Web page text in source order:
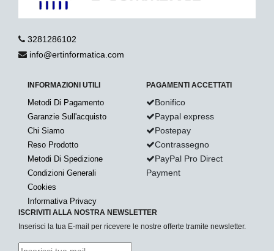
3281286102
info@ertinformatica.com
INFORMAZIONI UTILI
Metodi Di Pagamento
Garanzie Sull'acquisto
Chi Siamo
Reso Prodotto
Metodi Di Spedizione
Condizioni Generali
Cookies
Informativa Privacy
PAGAMENTI ACCETTATI
Bonifico
Paypal express
Postepay
Contrassegno
PayPal Pro Direct
Payment
ISCRIVITI ALLA NOSTRA NEWSLETTER
Inserisci la tua E-mail per ricevere le nostre offerte tramite newsletter.